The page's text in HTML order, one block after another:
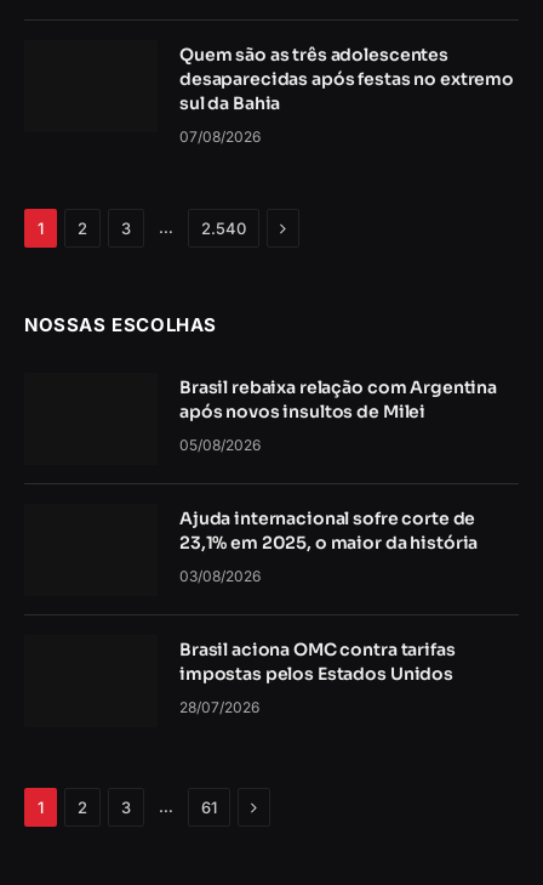
Quem são as três adolescentes
desaparecidas após festas no extremo
sul da Bahia
07/08/2026
1 2 3 … 2.540 Próximo
NOSSAS ESCOLHAS
Brasil rebaixa relação com Argentina
após novos insultos de Milei
05/08/2026
Ajuda internacional sofre corte de
23,1% em 2025, o maior da história
03/08/2026
Brasil aciona OMC contra tarifas
impostas pelos Estados Unidos
28/07/2026
1 2 3 … 61 Próximo